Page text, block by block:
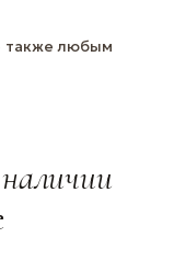
также любым